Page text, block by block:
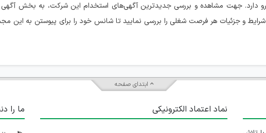
دارد. جهت مشاهده و بررسی جدیدترین آگهی‌های استخدام این شرکت، به بخش
و جزئیات هر فرصت شغلی را بررسی نمایید تا شانس خود را برای پیوستن به این
ابتدای صفحه
نماد اعتماد الکترونیکی ما را